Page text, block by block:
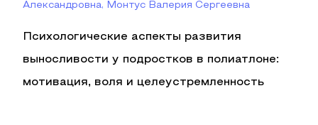
Александровна, Монтус Валерия Сергеевна
Психологические аспекты развития
выносливости у подростков в полиатлоне:
мотивация, воля и целеустремленность